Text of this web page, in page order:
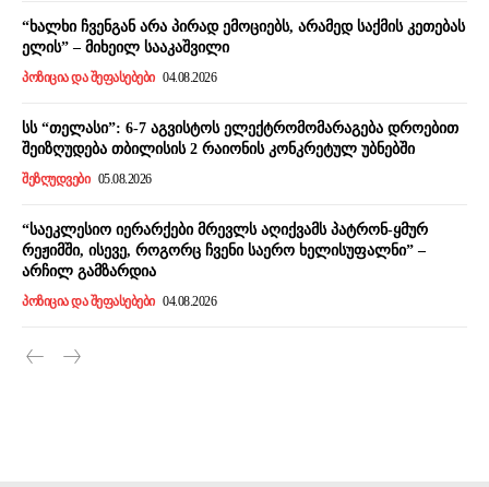
“ხალხი ჩვენგან არა პირად ემოციებს, არამედ საქმის კეთებას
ელის” – მიხეილ სააკაშვილი
ᲞᲝᲖᲘᲪᲘᲐ ᲓᲐ ᲨᲔᲤᲐᲡᲔᲑᲔᲑᲘ 04.08.2026
სს “თელასი”: 6-7 აგვისტოს ელექტრომომარაგება დროებით
შეიზღუდება თბილისის 2 რაიონის კონკრეტულ უბნებში
ᲨᲔᲖᲦᲣᲓᲕᲔᲑᲘ 05.08.2026
“საეკლესიო იერარქები მრევლს აღიქვამს პატრონ-ყმურ
რეჟიმში, ისევე, როგორც ჩვენი საერო ხელისუფალნი” –
არჩილ გამზარდია
ᲞᲝᲖᲘᲪᲘᲐ ᲓᲐ ᲨᲔᲤᲐᲡᲔᲑᲔᲑᲘ 04.08.2026